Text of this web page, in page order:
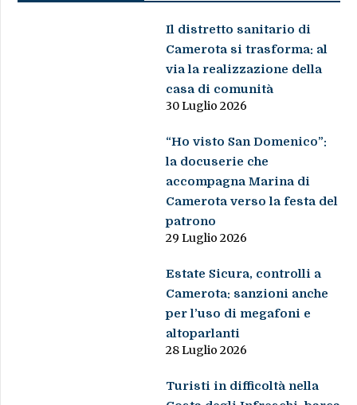
Il distretto sanitario di
Camerota si trasforma: al
via la realizzazione della
casa di comunità
30 Luglio 2026
“Ho visto San Domenico”:
la docuserie che
accompagna Marina di
Camerota verso la festa del
patrono
29 Luglio 2026
Estate Sicura, controlli a
Camerota: sanzioni anche
per l’uso di megafoni e
altoparlanti
28 Luglio 2026
Turisti in difficoltà nella